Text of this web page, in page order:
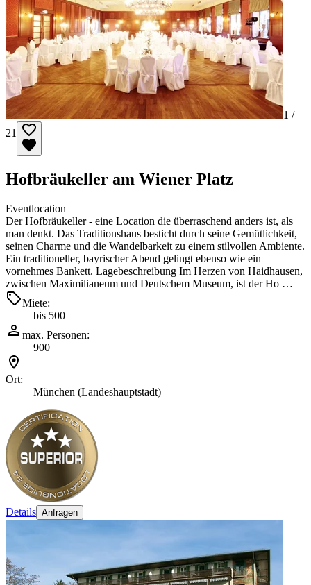
1 /
21
Hofbräukeller am Wiener Platz
Eventlocation
Der Hofbräukeller - eine Location die überraschend anders ist, als
man denkt. Das Traditionshaus besticht durch seine Gemütlichkeit,
seinen Charme und die Wandelbarkeit zu einem stilvollen Ambiente.
Ein traditioneller, bayrischer Abend gelingt ebenso wie ein
vornehmes Bankett. Lagebeschreibung Im Herzen von Haidhausen,
zwischen Maximilianeum und Deutschem Museum, ist der Ho …
Miete:
bis 500
max. Personen:
900
Ort:
München (Landeshauptstadt)
Details Anfragen